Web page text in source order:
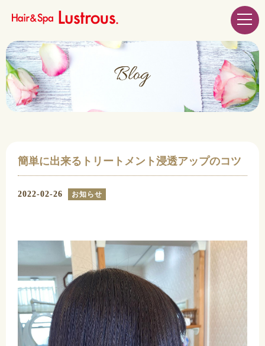
簡単に出来るトリートメント浸透アップのコツ
2022-02-26 お知らせ